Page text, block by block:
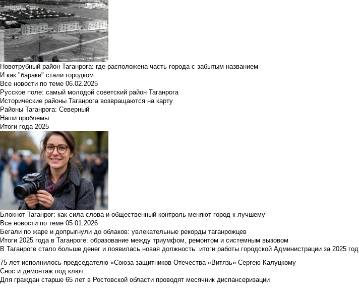
Новотрубный район Таганрога: где расположена часть города с забытым названием
И как "бараки" стали городком
Все новости по теме 06.02.2025
Русское поле: самый молодой советский район Таганрога
Исторические районы Таганрога возвращаются на карту
Районы Таганрога: Северный
Наши проблемы
Итоги года 2025
Блокнот Таганрог: как сила слова и общественный контроль меняют город к лучшему
Все новости по теме 05.01.2026
Бегали по жаре и допрыгнули до облаков: увлекательные рекорды таганрожцев
Итоги 2025 года в Таганроге: образование между триумфом, ремонтом и системным вызовом
В Таганроге стало больше денег и появилась новая должность: итоги работы городской Администрации за 2025 год
75 лет исполнилось председателю «Союза защитников Отечества «Витязь» Сергею Калуцкому
Снос и демонтаж под ключ
Для граждан старше 65 лет в Ростовской области проводят месячник диспансеризации